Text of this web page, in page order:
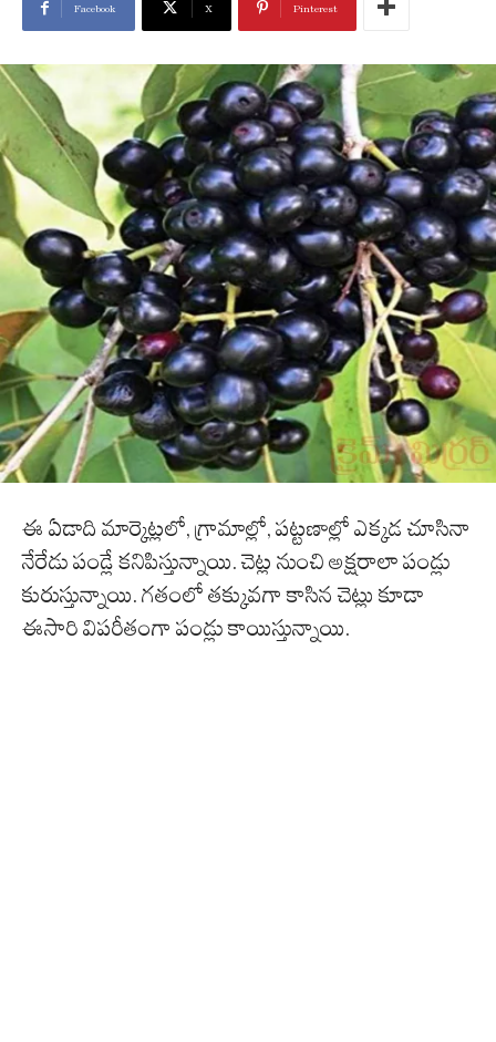
Facebook X Pinterest
ఈ ఏడాది మార్కెట్లలో, గ్రామాల్లో, పట్టణాల్లో ఎక్కడ చూసినా
నేరేడు పండ్లే కనిపిస్తున్నాయి. చెట్ల నుంచి అక్షరాలా పండ్లు
కురుస్తున్నాయి. గతంలో తక్కువగా కాసిన చెట్లు కూడా
ఈసారి విపరీతంగా పండ్లు కాయిస్తున్నాయి.